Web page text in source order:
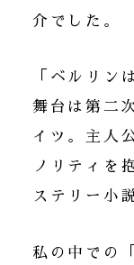
介でした。
「ベルリン
舞台は第二
イツ。主人
ノリティを
ステリー小
私の中での